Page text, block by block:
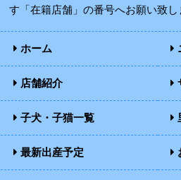
す「在籍店舗」の番号へお願い致し
ホーム
店舗紹介
子犬・子猫一覧
最新出産予定